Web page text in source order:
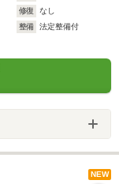
修復
なし
整備
法定整備付
NEW